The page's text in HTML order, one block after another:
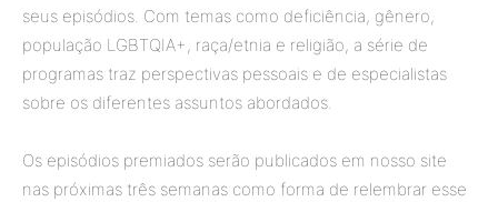
seus episódios. Com temas como deficiência, gênero,
população LGBTQIA+, raça/etnia e religião, a série de
programas traz perspectivas pessoais e de especialistas
sobre os diferentes assuntos abordados.
Os episódios premiados serão publicados em nosso site
nas próximas três semanas como forma de relembrar esse